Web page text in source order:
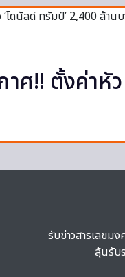
าศ!! ตั้งค่าหั
รับข่าวสารเลขม
ลุ้นรับ